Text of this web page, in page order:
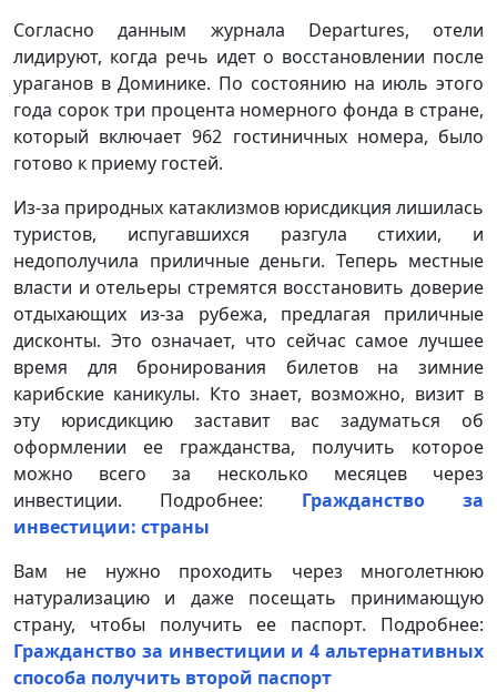
Согласно данным журнала Departures, отели
лидируют, когда речь идет о восстановлении после
ураганов в Доминике. По состоянию на июль этого
года сорок три процента номерного фонда в стране,
который включает 962 гостиничных номера, было
готово к приему гостей.
Из-за природных катаклизмов юрисдикция лишилась
туристов, испугавшихся разгула стихии, и
недополучила приличные деньги. Теперь местные
власти и отельеры стремятся восстановить доверие
отдыхающих из-за рубежа, предлагая приличные
дисконты. Это означает, что сейчас самое лучшее
время для бронирования билетов на зимние
карибские каникулы. Кто знает, возможно, визит в
эту юрисдикцию заставит вас задуматься об
оформлении ее гражданства, получить которое
можно всего за несколько месяцев через
инвестиции. Подробнее: Гражданство за
инвестиции: страны
Вам не нужно проходить через многолетнюю
натурализацию и даже посещать принимающую
страну, чтобы получить ее паспорт. Подробнее:
Гражданство за инвестиции и 4 альтернативных
способа получить второй паспорт